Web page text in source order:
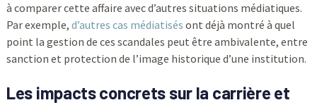
à comparer cette affaire avec d’autres situations médiatiques.
Par exemple, d’autres cas médiatisés ont déjà montré à quel
point la gestion de ces scandales peut être ambivalente, entre
sanction et protection de l’image historique d’une institution.
Les impacts concrets sur la carrière et